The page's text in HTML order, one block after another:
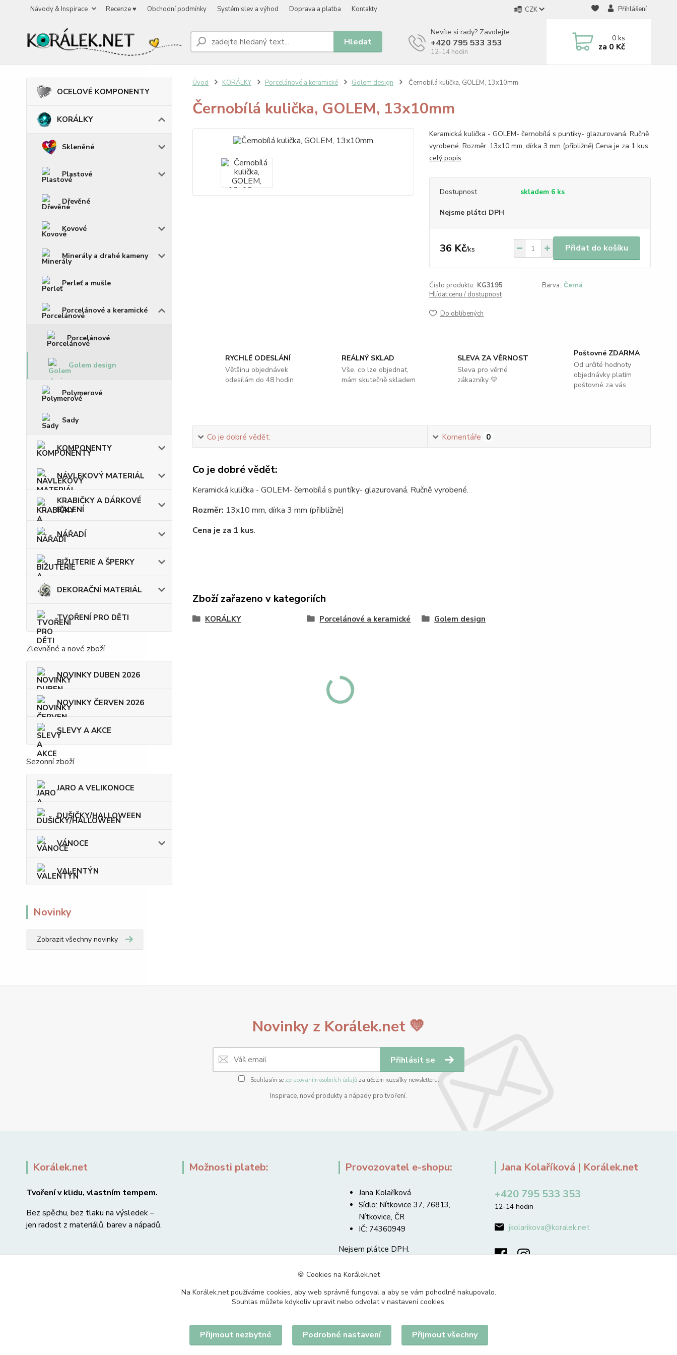
Návody & Inspirace Recenze ♥ Obchodní podmínky Systém slev a výhod Doprava a platba Kontakty CZK Přihlášení
Hledat
Nevíte si rady? Zavolejte.
+420 795 533 353
12-14 hodin
0ks
za 0 Kč
OCELOVÉ KOMPONENTY
KORÁLKY
Skleněné
Plastové
Dřevěné
Kovové
Minerály a drahé kameny
Perleť a mušle
Porcelánové a keramické
Porcelánové
Golem design
Polymerové
Sady
KOMPONENTY
NÁVLEKOVÝ MATERIÁL
KRABIČKY A DÁRKOVÉ
BALENÍ
NÁŘADÍ
BIŽUTERIE A ŠPERKY
DEKORAČNÍ MATERIÁL
TVOŘENÍ PRO DĚTI
Zlevněné a nové zboží
NOVINKY DUBEN 2026
NOVINKY ČERVEN 2026
SLEVY A AKCE
Sezonní zboží
JARO A VELIKONOCE
DUŠIČKY/HALLOWEEN
VÁNOCE
VALENTÝN
Novinky
Zobrazit všechny novinky
Úvod KORÁLKY Porcelánové a keramické Golem design Černobílá kulička, GOLEM, 13x10mm
Černobílá kulička, GOLEM, 13x10mm
Keramická kulička - GOLEM- černobílá s puntíky- glazurovaná. Ručně
vyrobené. Rozměr: 13x10 mm, dírka 3 mm (přibližně) Cena je za 1 kus.
celý popis
Dostupnost skladem 6 ks
Nejsme plátci DPH
36 Kč/ks Přidat do košíku
Číslo produktu: KG3195 Barva: Černá
Hlídat cenu / dostupnost
Do oblíbených
RYCHLÉ ODESLÁNÍ
Většinu objednávek
odesílám do 48 hodin
REÁLNÝ SKLAD
Vše, co lze objednat,
mám skutečně skladem
SLEVA ZA VĚRNOST
Sleva pro věrné
zákazníky 💛
Poštovné ZDARMA
Od určité hodnoty
objednávky platím
poštovné za vás
Co je dobré vědět: Komentáře 0
Co je dobré vědět:
Keramická kulička - GOLEM- černobílá s puntíky- glazurovaná. Ručně vyrobené.
Rozměr: 13x10 mm, dírka 3 mm (přibližně)
Cena je za 1 kus.
Zboží zařazeno v kategoriích
KORÁLKY Porcelánové a keramické Golem design
Novinky z Korálek.net 💛
Přihlásit se
Souhlasím se zpracováním osobních údajůza účelem rozesílky newsletteru.
Inspirace, nové produkty a nápady pro tvoření.
Korálek.net
Tvoření v klidu, vlastním tempem.
Bez spěchu, bez tlaku na výsledek –
jen radost z materiálů, barev a nápadů.
Možnosti plateb: Provozovatel e-shopu:
Jana Kolaříková
Sídlo: Nítkovice 37, 76813,
Nítkovice, ČR
IČ: 74360949
Nejsem plátce DPH.
Jana Kolaříková | Korálek.net
+420 795 533 353
12-14 hodin
jkolarikova@koralek.net
🍪 Cookies na Korálek.net
Na Korálek.net používáme cookies, aby web správně fungoval a aby se vám pohodlně nakupovalo.
Souhlas můžete kdykoliv upravit nebo odvolat v nastavení cookies.
Přijmout nezbytné Podrobné nastavení Přijmout všechny